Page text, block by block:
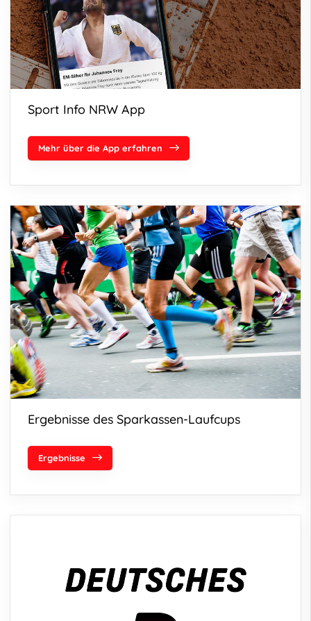
Sport Info NRW App
Mehr über die App erfahren
Ergebnisse des Sparkassen-Laufcups
Ergebnisse